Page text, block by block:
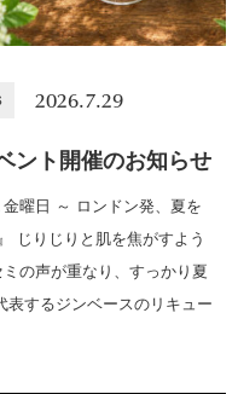
2026.7.29
ント開催のお知らせ
曜日 ～ ロンドン発、夏を
じりじりと肌を焦がすよう
の声が重なり、すっかり夏
表するジンベースのリキュー